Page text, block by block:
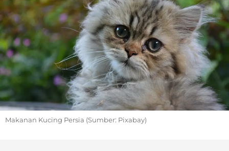
Makanan Kucing Persia (Sumber: Pixabay)